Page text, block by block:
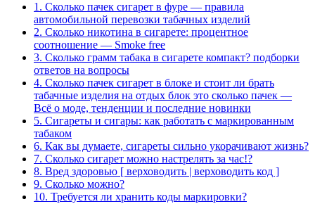
1. Сколько пачек сигарет в фуре — правила
автомобильной перевозки табачных изделий
2. Сколько никотина в сигарете: процентное
соотношение — Smoke free
3. Сколько грамм табака в сигарете компакт? подборки
ответов на вопросы
4. Сколько пачек сигарет в блоке и стоит ли брать
табачные изделия на отдых блок это сколько пачек —
Всё о моде, тенденции и последние новинки
5. Сигареты и сигары: как работать с маркированным
табаком
6. Как вы думаете, сигареты сильно укорачивают жизнь?
7. Сколько сигарет можно настрелять за час!?
8. Вред здоровью [ верховодить | верховодить код ]
9. Сколько можно?
10. Требуется ли хранить коды маркировки?